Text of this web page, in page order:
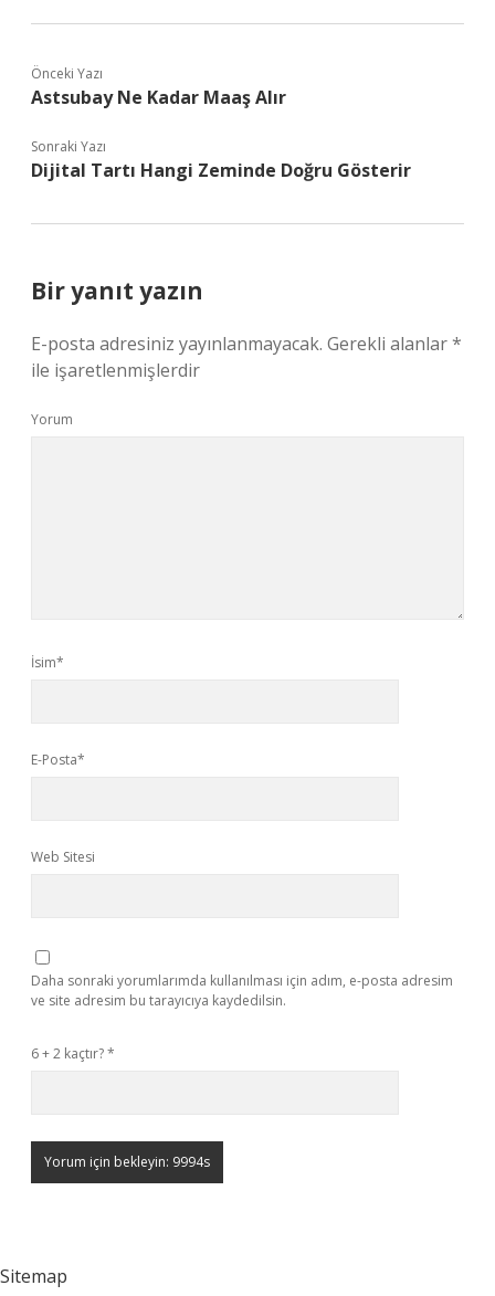
Önceki Yazı
Astsubay Ne Kadar Maaş Alır
Sonraki Yazı
Dijital Tartı Hangi Zeminde Doğru Gösterir
Bir yanıt yazın
E-posta adresiniz yayınlanmayacak. Gerekli alanlar*
ile işaretlenmişlerdir
Yorum
İsim*
E-Posta*
Web Sitesi
Daha sonraki yorumlarımda kullanılması için adım, e-posta adresim
ve site adresim bu tarayıcıya kaydedilsin.
6 + 2 kaçtır?*
Sitemap